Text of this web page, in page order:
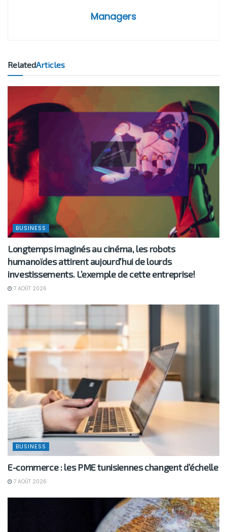
Managers
RelatedArticles
BUSINESS
Longtemps imaginés au cinéma, les robots
humanoïdes attirent aujourd’hui de lourds
investissements. L’exemple de cette entreprise!
7 AOÛT 2026
BUSINESS
E-commerce : les PME tunisiennes changent d’échelle
7 AOÛT 2026